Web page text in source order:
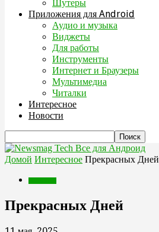
Шутеры
Приложения для Android
Аудио и музыка
Виджеты
Для работы
Инструменты
Интернет и Браузеры
Мультимедиа
Читалки
Интересное
Новости
Все для Андроид
Домой Интересное Прекрасных Дней
Прекрасных Дней